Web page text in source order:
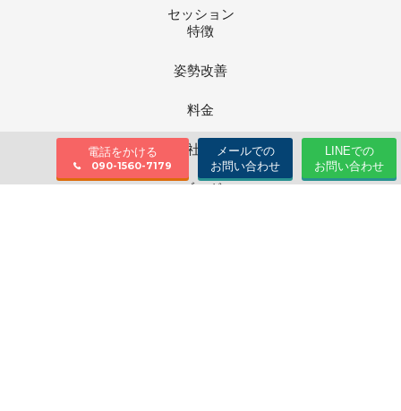
セッション
特徴
姿勢改善
料金
会社情報
ブログ
電話をかける
090-1560-7179
メールでの
お問い合わせ
LINEでの
お問い合わせ